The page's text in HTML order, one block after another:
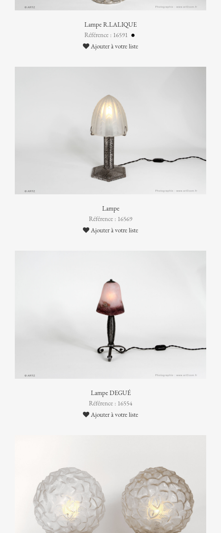
Lampe R.LALIQUE
Référence : 16591
Ajouter à votre liste
Lampe
Référence : 16569
Ajouter à votre liste
Lampe DEGUÉ
Référence : 16554
Ajouter à votre liste